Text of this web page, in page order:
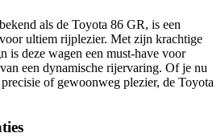
als de Toyota 86 GR, is een
ultiem rijplezier. Met zijn krachtige
is deze wagen een must-have voor
een dynamische rijervaring. Of je nu
of gewoonweg plezier, de Toyota